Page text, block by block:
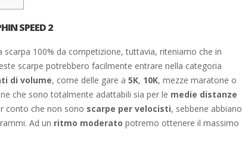
SPEED 2
scarpa 100% da competizione, tuttavia, riteniamo che in
scarpe potrebbero facilmente entrare nella categoria
di volume, come delle gare a 5K, 10K, mezze maratone o
che sono totalmente adattabili sia per le medie distanze
conto che non sono scarpe per velocisti, sebbene abbiano
Ad un ritmo moderato potremo ottenere il massimo